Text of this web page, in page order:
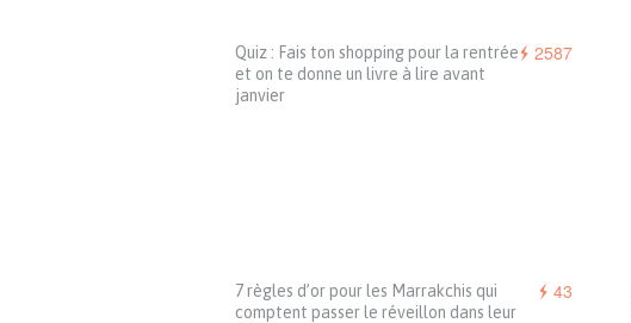
2587
Quiz : Fais ton shopping pour la rentrée
et on te donne un livre à lire avant
janvier
43
7 règles d’or pour les Marrakchis qui
comptent passer le réveillon dans leur